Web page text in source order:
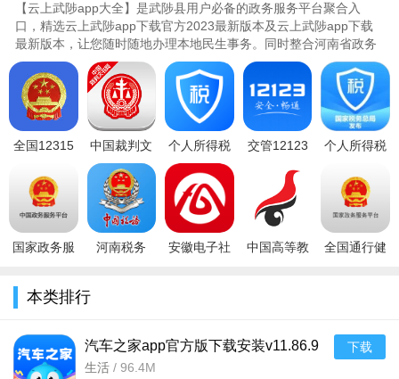
【云上武陟app大全】是武陟县用户必备的政务服务平台聚合入
口，精选云上武陟app下载官方2023最新版本及云上武陟app下载
最新版本，让您随时随地办理本地民生事务。同时整合河南省政务
服务平台豫事办app下载官方版，支..
全国12315
2026最新版
v3.4.14官方
最
中国裁判文
书网查询官
方
appv2.3.0324
官方版
个人所得税
app下载安
装官方2026
最新版v2.3.
交管12123
领最新版
3.5.62026
电子
个人所得税
2026v2.3.1
安卓最新版
国家政务服
v2.2.1安卓
河南税务
安徽电子社
中国高等教
全国通行健
本类排行
汽车之家app官方版下载安装v11.86.9
2026安卓版
生活 / 96.4M
下载